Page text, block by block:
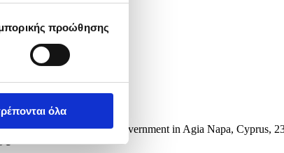
προώθησης
όλα
EU Heads of State or Government in Agia Napa, Cyprus,